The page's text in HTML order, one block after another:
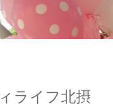
ライフ北摂